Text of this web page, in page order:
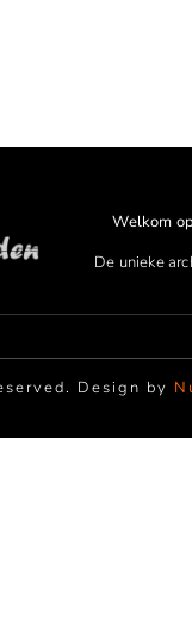
Welkom
De unieke
Design by